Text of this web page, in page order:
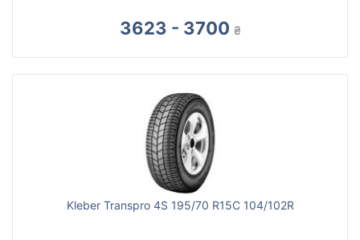
3623 - 3700 ₴
Kleber Transpro 4S 195/70 R15C 104/102R